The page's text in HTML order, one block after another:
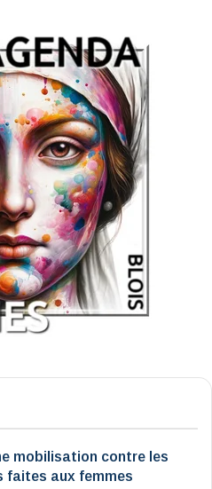
mobilisation contre les
faites aux femmes